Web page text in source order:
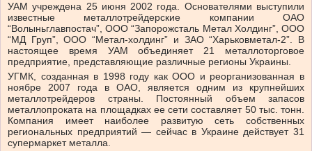
УАМ учреждена 25 июня 2002 года. Основателями выступили
известные металлотрейдерские компании ОАО
“Волыньглавпостач”, ООО “Запорожсталь Метал Холдинг”, ООО
“МД Груп”, ООО “Метал-холдинг” и ЗАО “Харьковметал-2”. В
настоящее время УАМ объединяет 21 металлоторговое
предприятие, представляющие различные регионы Украины.
УГМК, созданная в 1998 году как ООО и реорганизованная в
ноябре 2007 года в ОАО, является одним из крупнейших
металлотрейдеров страны. Постоянный объем запасов
металлопроката на площадках ее сети составляет 50 тыс. тонн.
Компания имеет наиболее развитую сеть собственных
региональных предприятий — сейчас в Украине действует 31
супермаркет металла.